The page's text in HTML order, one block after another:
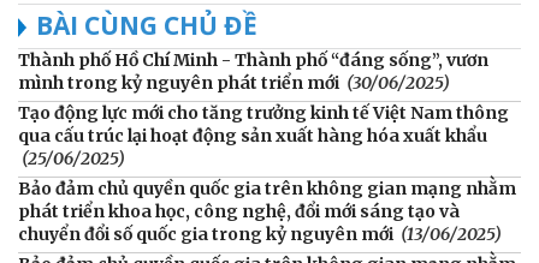
BÀI CÙNG CHỦ ĐỀ
Thành phố Hồ Chí Minh - Thành phố “đáng sống”, vươn
mình trong kỷ nguyên phát triển mới (30/06/2025)
Tạo động lực mới cho tăng trưởng kinh tế Việt Nam thông
qua cấu trúc lại hoạt động sản xuất hàng hóa xuất khẩu
(25/06/2025)
Bảo đảm chủ quyền quốc gia trên không gian mạng nhằm
phát triển khoa học, công nghệ, đổi mới sáng tạo và
chuyển đổi số quốc gia trong kỷ nguyên mới (13/06/2025)